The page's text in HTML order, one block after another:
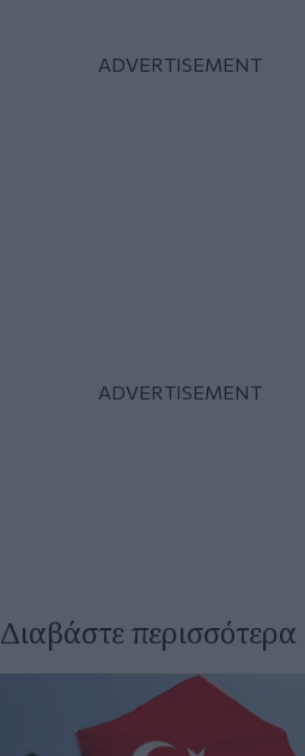
Διαβάστε περισσότερα